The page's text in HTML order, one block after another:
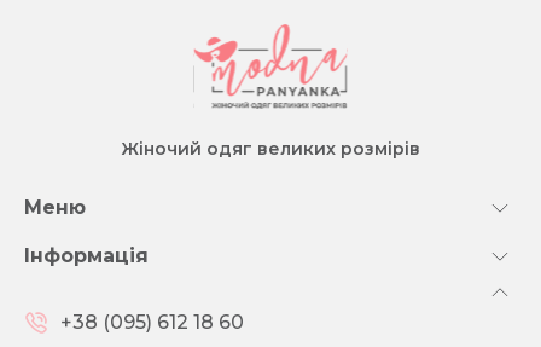
Жіночий одяг великих розмірів
Меню
Інформація
+38 (095) 612 18 60